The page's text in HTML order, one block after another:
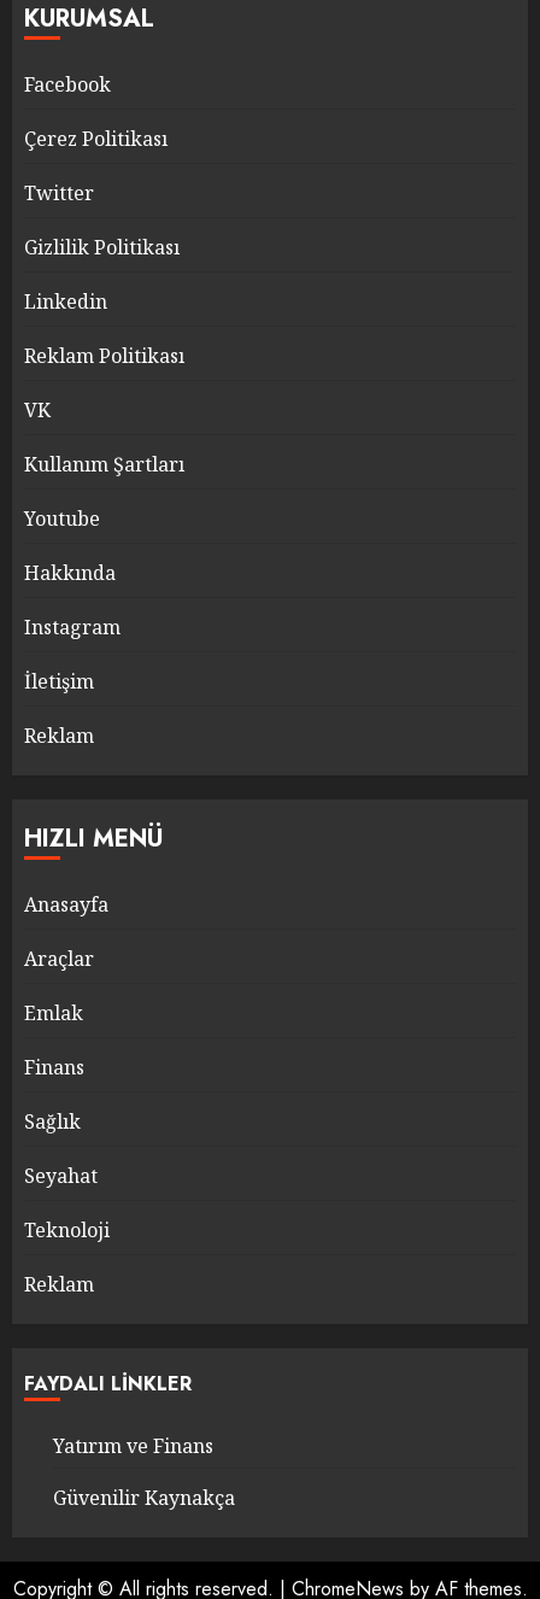
KURUMSAL
Facebook
Çerez Politikası
Twitter
Gizlilik Politikası
Linkedin
Reklam Politikası
VK
Kullanım Şartları
Youtube
Hakkında
Instagram
İletişim
Reklam
HIZLI MENÜ
Anasayfa
Araçlar
Emlak
Finans
Sağlık
Seyahat
Teknoloji
Reklam
FAYDALI LINKLER
Yatırım ve Finans
Güvenilir Kaynakça
Copyright © All rights reserved. | ChromeNews by AF themes.